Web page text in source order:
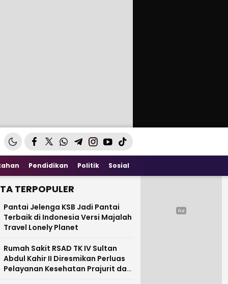
Pendidikan Politik Sosial
TERPOPULER
Pantai Jelenga KSB Jadi Pantai
Terbaik di Indonesia Versi Majalah
Travel Lonely Planet
Rumah Sakit RSAD TK IV Sultan
Abdul Kahir II Diresmikan Perluas
Pelayanan Kesehatan Prajurit dan